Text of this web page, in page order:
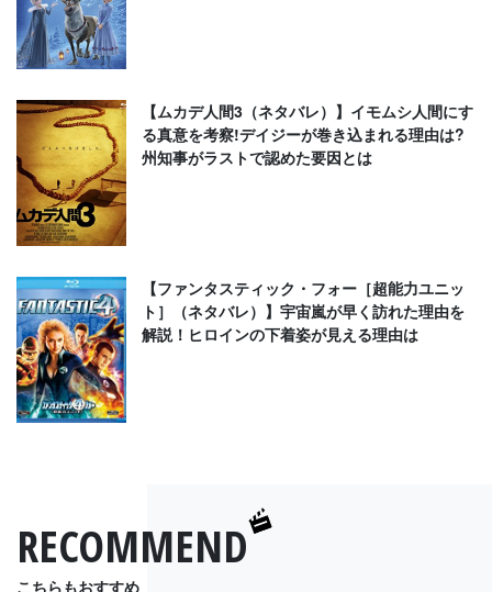
【ムカデ人間3（ネタバレ）】イモムシ人間にす
る真意を考察!デイジーが巻き込まれる理由は?
州知事がラストで認めた要因とは
【ファンタスティック・フォー［超能力ユニッ
ト］（ネタバレ）】宇宙嵐が早く訪れた理由を
解説！ヒロインの下着姿が見える理由は
RECOMMEND
こちらもおすすめ